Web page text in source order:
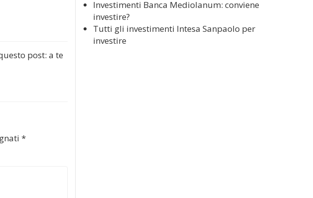
post: a te
*
Investimenti Banca Mediolanum: conviene
investire?
Tutti gli investimenti Intesa Sanpaolo per
investire